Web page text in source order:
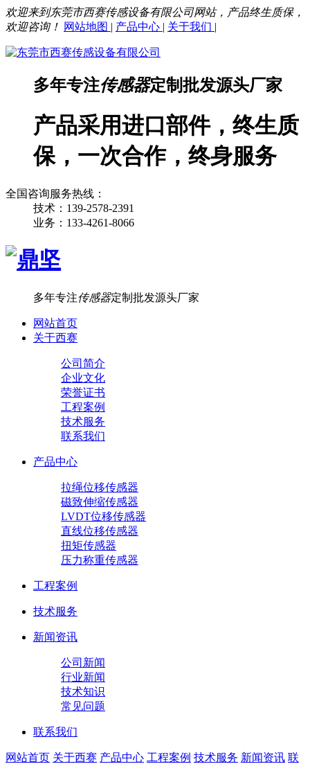
欢迎来到东莞市西赛传感设备有限公司网站，产品终生质保，
欢迎咨询！ 网站地图 | 产品中心 | 关于我们 |
多年专注传感器定制批发源头厂家
产品采用进口部件，终生质
保，一次合作，终身服务
全国咨询服务热线：
技术：139-2578-2391
业务：133-4261-8066
多年专注传感器定制批发源头厂家
网站首页
关于西赛
公司简介
企业文化
荣誉证书
工程案例
技术服务
联系我们
产品中心
拉绳位移传感器
磁致伸缩传感器
LVDT位移传感器
直线位移传感器
扭矩传感器
压力称重传感器
工程案例
技术服务
新闻资讯
公司新闻
行业新闻
技术知识
常见问题
联系我们
网站首页 关于西赛 产品中心 工程案例 技术服务 新闻资讯 联